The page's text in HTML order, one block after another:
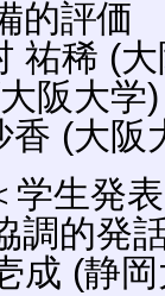
的評価
祐稀 (
阪大学
香 (大阪
学生発
調的発
成 (静